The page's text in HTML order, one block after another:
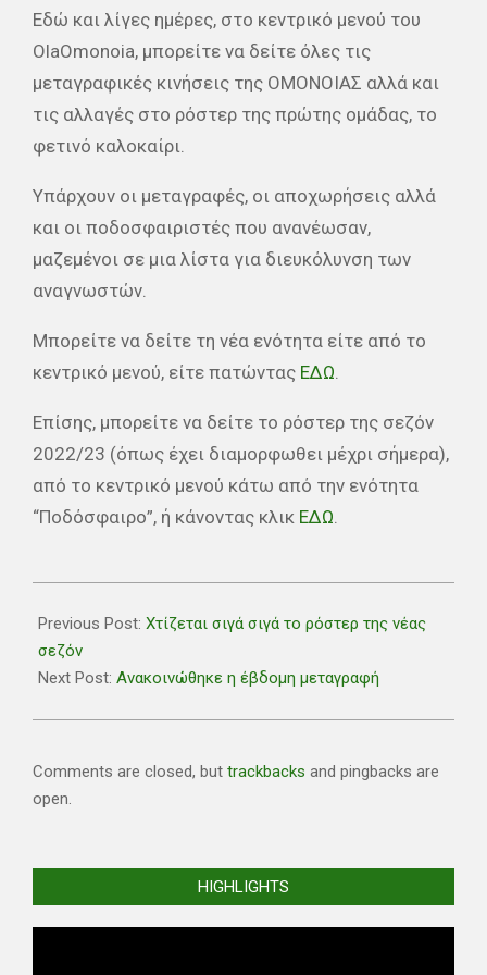
Εδώ και λίγες ημέρες, στο κεντρικό μενού του
OlaOmonoia, μπορείτε να δείτε όλες τις
μεταγραφικές κινήσεις της ΟΜΟΝΟΙΑΣ αλλά και
τις αλλαγές στο ρόστερ της πρώτης ομάδας, το
φετινό καλοκαίρι.
Υπάρχουν οι μεταγραφές, οι αποχωρήσεις αλλά
και οι ποδοσφαιριστές που ανανέωσαν,
μαζεμένοι σε μια λίστα για διευκόλυνση των
αναγνωστών.
Μπορείτε να δείτε τη νέα ενότητα είτε από το
κεντρικό μενού, είτε πατώντας ΕΔΩ
Επίσης, μπορείτε να δείτε το ρόστερ της σεζόν
2022/23 (όπως έχει διαμορφωθει μέχρι σήμερα),
από το κεντρικό μενού κάτω από την ενότητα
“Ποδόσφαιρο”, ή κάνοντας κλικ ΕΔΩ
07-
01
Previous Post: Χτίζεται σιγά σιγά το ρόστερ της νέας
σεζόν
Next Post: Ανακοινώθηκε η έβδομη μεταγραφή
Comments are closed, but trackbacks and pingbacks are
open.
HIGHLIGHTS